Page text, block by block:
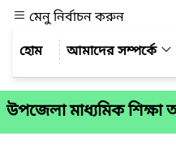
মেনু নির্বাচন করুন
আমাদের সম্পর্কে
উপজেলা মাধ্যমিক শিক্ষা